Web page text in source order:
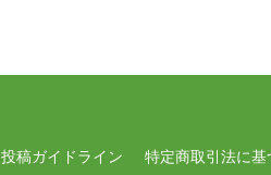
投稿ガイドライン 特定商取引法に基